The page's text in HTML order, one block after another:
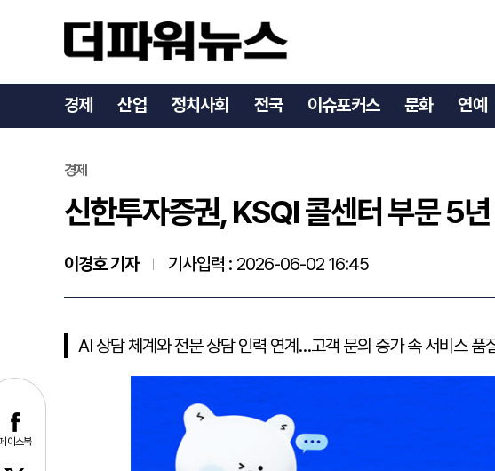
경제 산업 정치사회 전국 이슈포커스 문화 연예
신한투자증권, KSQI 콜센터 부문 5년 연속
이스북
경제
신한투자증권, KSQI 콜센터 부문 5
이경호 기자 기사입력 : 2026-06-02 16:45
AI 상담 체계와 전문 상담 인력 연계…고객 문의 증가 속 서비스 품